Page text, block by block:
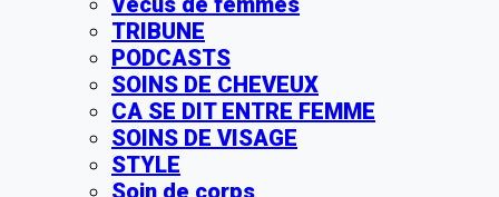
TRIBUNE
PODCASTS
SOINS DE CHEVEUX
CA SE DIT ENTRE FEMME
SOINS DE VISAGE
STYLE